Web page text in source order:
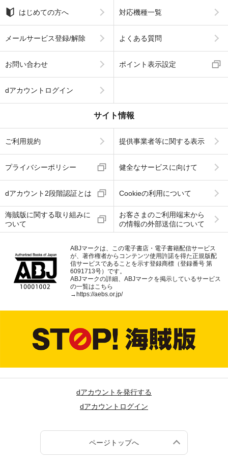
はじめての方へ 対応機種一覧
メールサービス登録/解除 よくある質問
お問い合わせ ポイント表示設定
dアカウントログイン
サイト情報
ご利用規約 提供事業者等に関する表示
プライバシーポリシー 健全なサービスに向けて
dアカウント2段階認証とは Cookieの利用について
海賊版に関する取り組みに
ついて
お客さまのご利用端末から
の情報の外部送信について
ABJマークは、この電子書店・電子書籍配信サービス
が、著作権者からコンテンツ使用許諾を得た正規版配
信サービスであることを示す登録商標（登録番号 第
6091713号）です。
ABJマークの詳細、ABJマークを掲示しているサービス
の一覧はこちら
→https://aebs.or.jp/
dアカウントを発行する
dアカウントログイン
ページトップへ